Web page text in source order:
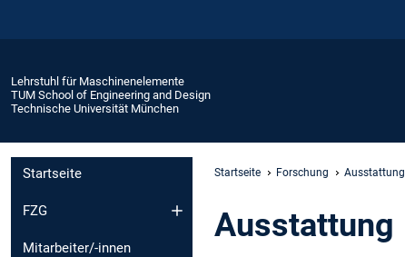
Lehrstuhl für Maschinenelemente
TUM School of Engineering and Design
Technische Universität München
Startseite
FZG
Mitarbeiter/-innen
Startseite Forschung Ausstattung
Ausstattung